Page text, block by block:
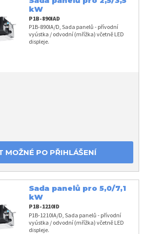
kW
P1B-890IAD
P1B-890IA/D, Sada panelů - přívodní
vyústka / odvodní (mřížka) včetně LED
displeje.
MOŽNÉ PO PŘIHLÁŠENÍ
Sada panelů pro 5,0/7,1
kW
P1B-1210ID
P1B-1210IA/D, Sada panelů - přívodní
vyústka / odvodní (mřížka) včetně LED
displeje.